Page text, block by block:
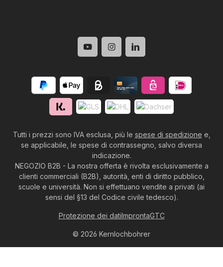
Tutti i prezzi sono IVA esclusa, più le spese di spedizione e,
se applicabile, le spese di contrassegno, salvo diversa
indicazione.
NEGOZIO B2B - La nostra offerta è rivolta esclusivamente a
clienti commerciali (B2B), autorità, enti di diritto pubblico,
scuole e università. Non si effettuano vendite a privati (ai
sensi del §13 del Codice civile tedesco).
© 2026 Kernlochbohrer
Protezione dei datiImprontaGTC